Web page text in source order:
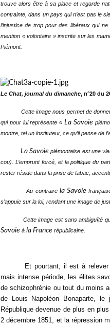
trouve alors être à sa place et regarde
contrainte, dans un pays qui n’est pas le
l’injustice de trop pour des libéraux qui
mention « volontaire » inscrite sur les
Piémont.
Le Chat, journal du dimanche, n°20 du
Cette image nous permet de donner un
qui pour lui représente «La Savoie
montre, tel un instituteur, ce qu’il pense de
La Savoiepiémontaise est une
cou). L’emprunt forcé, et la politique du
rester réside dans la prise de tabac,
Au contrairela Savoie
s’appuie sur la loi, rendant une image de
Cette image est sans ambiguïté quant
Savoie à la France républicaine.
Et pourtant, il est à
mais intense période, les élites
de schizophrénie ou tout du moins
de Louis Napoléon Bonaparte,
République devenue de plus en
2 décembre 1851, et la répression